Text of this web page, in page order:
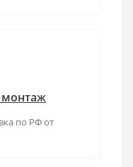
монтаж
по РФ от